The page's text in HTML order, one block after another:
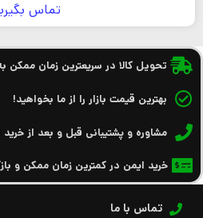
تماس
تحویل کالا در سریعترین زمان ممکن
بهترین قیمت بازار را از ما بخواهید!
مشاوره و پشتیبانی قبل و بعد از خرید از 9 الی
خرید ایمن در کمترین زمان ممکن و
تماس با ما